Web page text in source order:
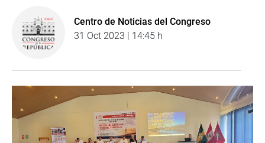
Centro de Noticias del Congreso
31 Oct 2023 | 14:45 h